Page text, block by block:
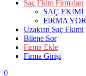
Saç Ekim Firmaları
SAÇ
FİRMA
Uzaktan Saç Ekimi
Bilene Sor
Firma Ekle
Firma Girişi
0